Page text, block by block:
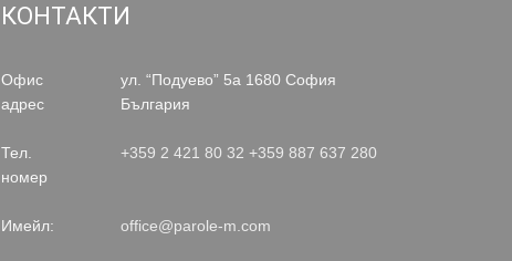
КОНТАКТИ
Офис
адрес
ул. “Подуево” 5а 1680 София
България
Тел.
номер
+359 2 421 80 32 +359 887 637 280
Имейл: office@parole-m.com